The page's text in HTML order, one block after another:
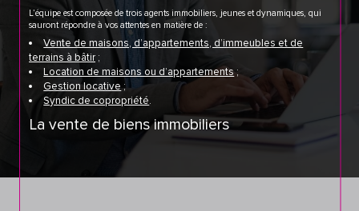
L’équipe est composée de trois agents immobiliers, jeunes et dynamiques, qui
sauront répondre à vos attentes en matière de :
Vente de maisons, d’appartements, d’immeubles et de
terrains à bâtir ;
Location de maisons ou d’appartements ;
Gestion locative;
Syndic de copropriété.
La vente de biens immobiliers
Avec notre expérience et notre professionnalisme, nous sommes à même de
vous proposer les meilleurs biens immobiliers, maisons, appartements, terrains